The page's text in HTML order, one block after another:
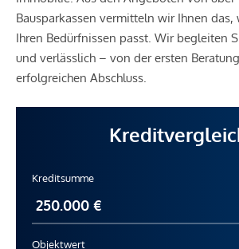
Bausparkassen vermitteln wir Ihnen das,
Ihren Bedürfnissen passt. Wir begleiten
und verlässlich – von der ersten
erfolgreichen Abschluss.
Kreditsumme
Objektwert